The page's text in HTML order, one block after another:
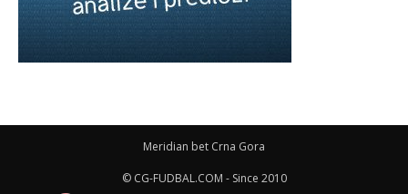
Meridian bet Crna Gora
© CG-FUDBAL.COM - Since 2010